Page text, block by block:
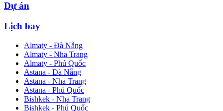
Dự án
Lịch bay
Almaty - Đà Nẵng
Almaty - Nha Trang
Almaty - Phú Quốc
Astana - Đà Nẵng
Astana - Nha Trang
Astana - Phú Quốc
Bishkek - Nha Trang
Bishkek - Phú Quốc